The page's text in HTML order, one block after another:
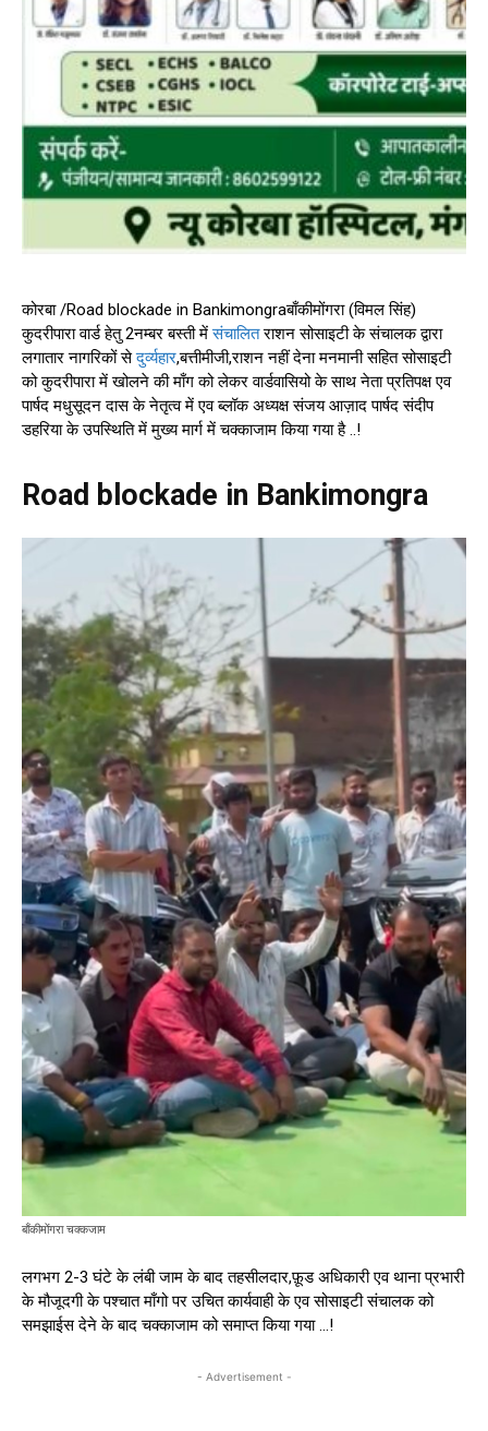
कोरबा /Road blockade in Bankimongraबाँकीमोंगरा (विमल सिंह)
कुदरीपारा वार्ड हेतु 2नम्बर बस्ती मेंसंचालितराशन सोसाइटी के संचालक द्वारा
लगातार नागरिकों सेदुर्व्यहार,बत्तीमीजी,राशन नहीं देना मनमानी सहित सोसाइटी
को कुदरीपारा में खोलने की माँग को लेकर वार्डवासियो के साथ नेता प्रतिपक्ष एव
पार्षद मधुसूदन दास के नेतृत्व में एव ब्लॉक अध्यक्ष संजय आज़ाद पार्षद संदीप
डहरिया के उपस्थिति में मुख्य मार्ग में चक्काजाम किया गया है ..!
Road blockade in Bankimongra
बाँकीमोंगरा चक्कजाम
लगभग 2-3 घंटे के लंबी जाम के बाद तहसीलदार,फ़ूड अधिकारी एव थाना प्रभारी
के मौजूदगी के पश्चात माँगो पर उचित कार्यवाही के एव सोसाइटी संचालक को
समझाईस देने के बाद चक्काजाम को समाप्त किया गया …!
- Advertisement -